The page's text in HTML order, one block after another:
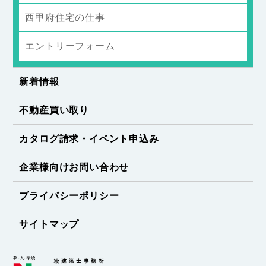
西甲府住宅の仕事
エントリーフォーム
新着情報
不動産買い取り
カタログ請求・イベント申込み
企業様向けお問い合わせ
プライバシーポリシー
サイトマップ